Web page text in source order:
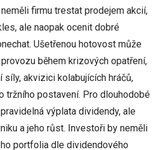
firmu trestat prodejem akcií,
ale naopak ocenit dobré
Ušetřenou hotovost může
během krizových opatření,
síly, akvizici kolabujících hráčů,
tržního postavení. Pro dlouhodobé
výplata dividendy, ale
a jeho růst. Investoři by neměli
portfolia dle dividendového